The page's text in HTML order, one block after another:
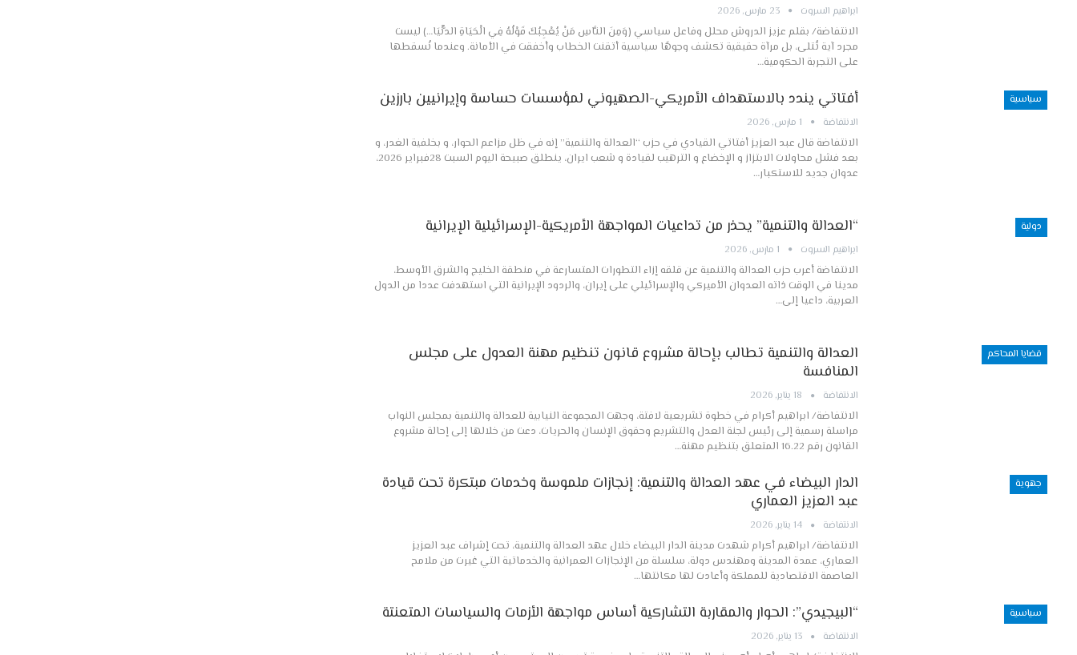
ابراهيم السروت 23 مارس, 2026
الانتفاضة/ بقلم عزيز الدروش محلل وفاعل سياسي ﴿وَمِنَ النَّاسِ مَنْ يُعْجِبُكَ قَوْلُهُ فِي الْحَيَاةِ الدُّنْيَا…﴾ ليست
مجرد آية تُتلى، بل مرآة حقيقية تكشف وجوهًا سياسية أتقنت الخطاب وأخفقت في الأمانة. وعندما نُسقطها
على التجربة الحكومية…
سياسية أفتاتي يندد بالاستهداف الأمريكي-الصهيوني لمؤسسات حساسة وإيرانيين بارزين
الانتفاضة 1 مارس, 2026
الانتفاضة قال عبد العزيز أفتاتي القيادي في حزب “العدالة والتنمية” إنه في ظل مزاعم الحوار، و بخلفية الغدر، و
بعد فشل محاولات الابتزاز و الإخضاع و الترهيب لقيادة و شعب ايران، ينطلق صبيحة اليوم السبت 28فبراير 2026،
عدوان جديد للاستكبار…
دولية “العدالة والتنمية” يحذر من تداعيات المواجهة الأمريكية-الإسرائيلية الإيرانية
ابراهيم السروت 1 مارس, 2026
الانتفاضة أعرب حزب العدالة والتنمية عن قلقه إزاء التطورات المتسارعة في منطقة الخليج والشرق الأوسط،
مدينا في الوقت ذاته العدوان الأميركي والإسرائيلي على إيران، والردود الإيرانية التي استهدفت عددا من الدول
العربية، داعيا إلى…
قضايا المحاكم
العدالة والتنمية تطالب بإحالة مشروع قانون تنظيم مهنة العدول على مجلس
المنافسة
الانتفاضة 18 يناير, 2026
الانتفاضة/ ابراهيم أكرام في خطوة تشريعية لافتة، وجهت المجموعة النيابية للعدالة والتنمية بمجلس النواب
مراسلة رسمية إلى رئيس لجنة العدل والتشريع وحقوق الإنسان والحريات، دعت من خلالها إلى إحالة مشروع
القانون رقم 16.22 المتعلق بتنظيم مهنة…
جهوية
الدار البيضاء في عهد العدالة والتنمية: إنجازات ملموسة وخدمات مبتكرة تحت قيادة
عبد العزيز العماري
الانتفاضة 14 يناير, 2026
الانتفاضة/ ابراهيم أكرام شهدت مدينة الدار البيضاء خلال عهد العدالة والتنمية، تحت إشراف عبد العزيز
العماري، عمدة المدينة ومهندس دولة، سلسلة من الإنجازات العمرانية والخدماتية التي غيرت من ملامح
العاصمة الاقتصادية للمملكة وأعادت لها مكانتها…
سياسية “البيجيدي”: الحوار والمقاربة التشاركية أساس مواجهة الأزمات والسياسات المتعنتة
الانتفاضة 13 يناير, 2026